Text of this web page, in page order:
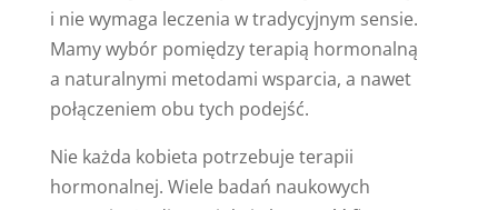
i nie wymaga leczenia w tradycyjnym sensie.
Mamy wybór pomiędzy terapią hormonalną
a naturalnymi metodami wsparcia, a nawet
połączeniem obu tych podejść.
Nie każda kobieta potrzebuje terapii
hormonalnej. Wiele badań naukowych